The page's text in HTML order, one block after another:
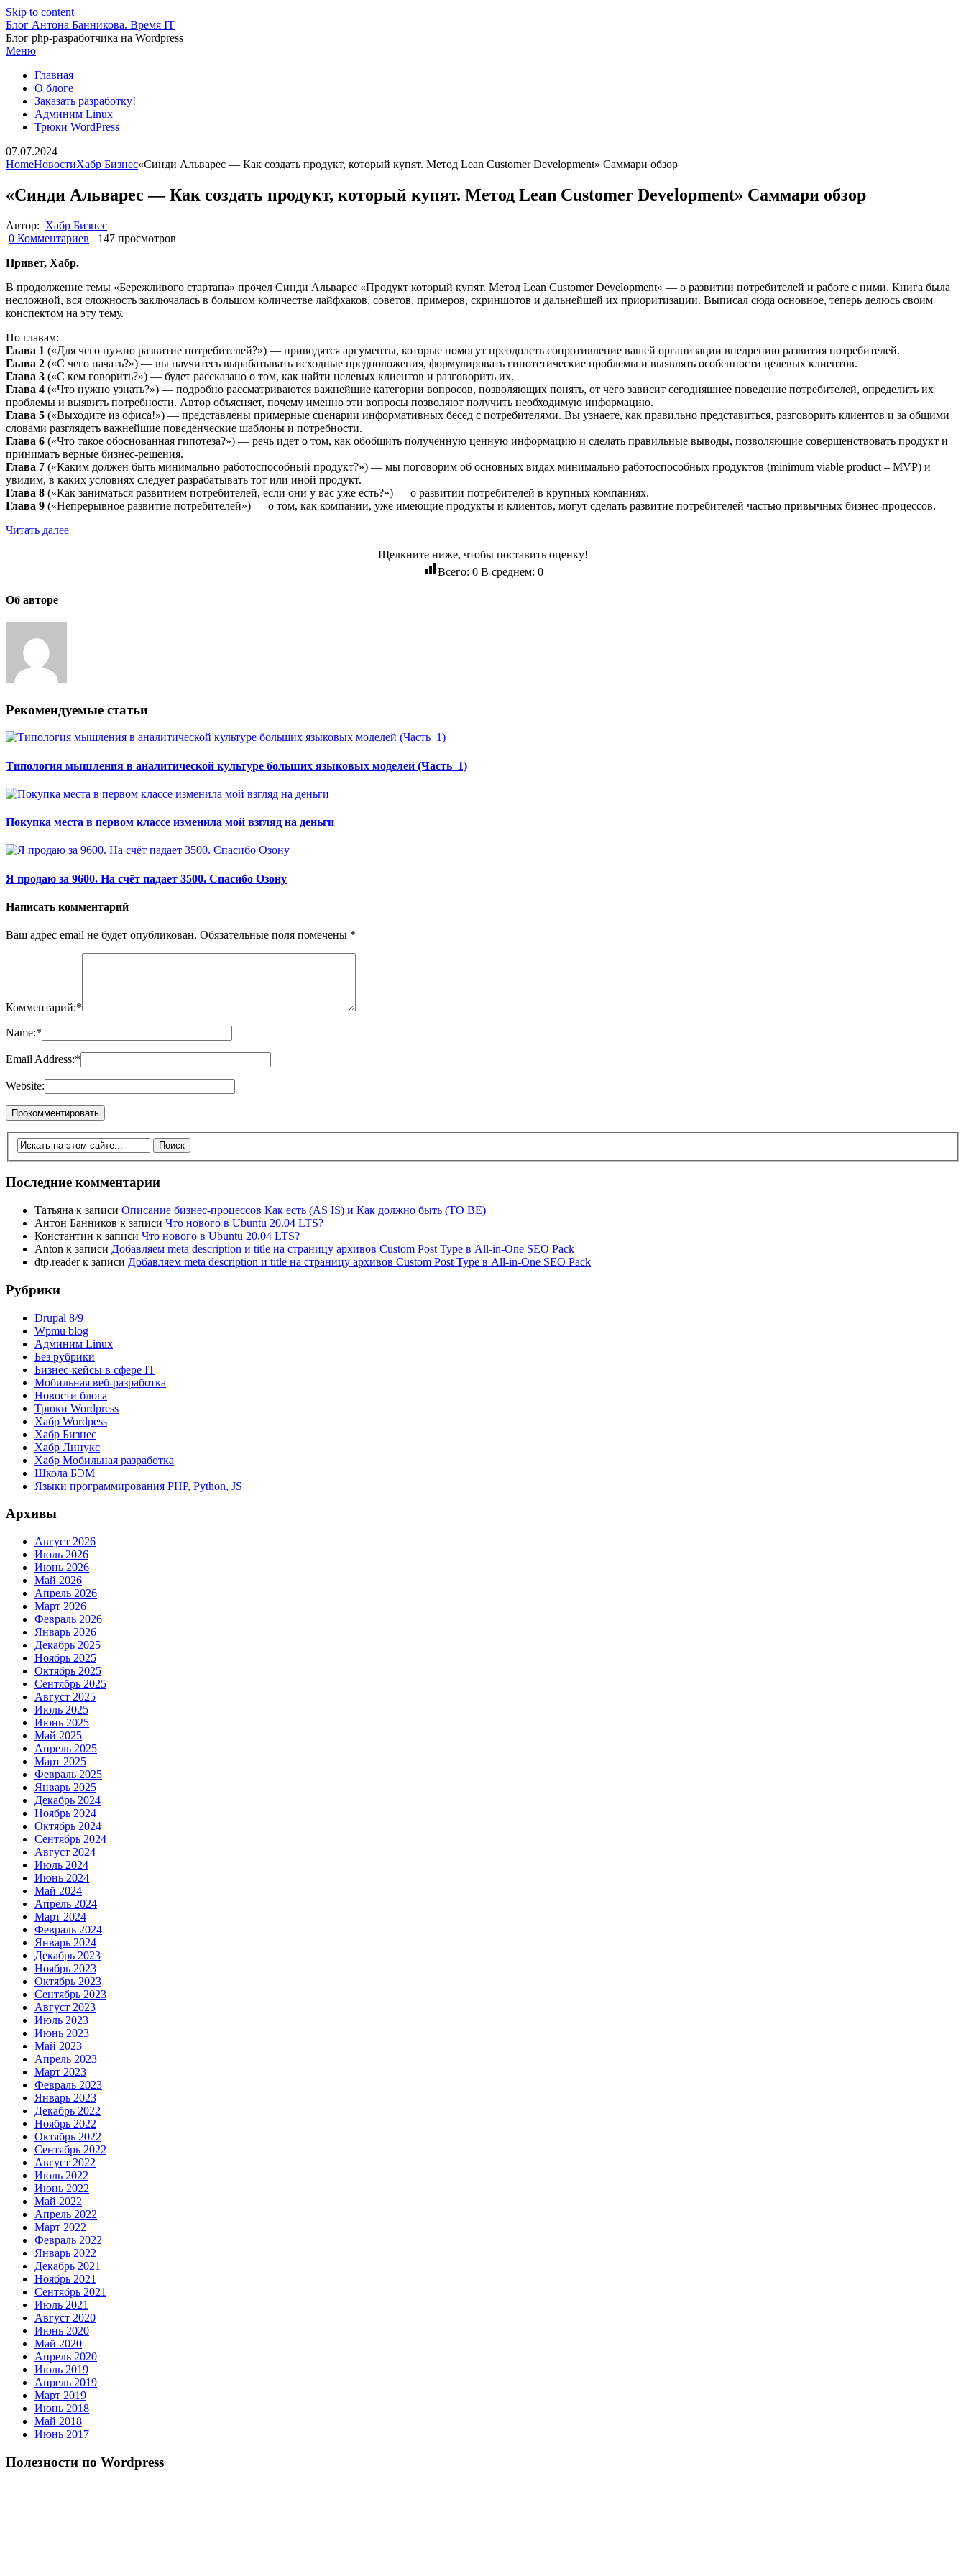
Skip to content
Блог Антона Банникова. Время IT
Блог php-разработчика на Wordpress
Меню
Главная
О блоге
Заказать разработку!
Админим Linux
Трюки WordPress
07.07.2024
HomeНовостиХабр Бизнес«Синди Альварес — Как создать продукт, который купят. Метод Lean Customer Development» Саммари обзор
«Синди Альварес — Как создать продукт, который купят. Метод Lean Customer Development» Саммари обзор
Автор: Хабр Бизнес
0 Комментариев
147 просмотров
Привет, Хабр.
В продолжение темы «Бережливого стартапа» прочел Синди Альварес «Продукт который купят. Метод Lean Customer Development» — о развитии потребителей и работе с ними. Книга была
несложной, вся сложность заключалась в большом количестве лайфхаков, советов, примеров, скриншотов и дальнейшей их приоритизации. Выписал сюда основное, теперь делюсь своим
конспектом на эту тему.
По главам:
Глава 1 («Для чего нужно развитие потребителей?») — приводятся аргументы, которые помогут преодолеть сопротивление вашей организации внедрению развития потребителей.
Глава 2 («С чего начать?») — вы научитесь вырабатывать исходные предположения, формулировать гипотетические проблемы и выявлять особенности целевых клиентов.
Глава 3 («С кем говорить?») — будет рассказано о том, как найти целевых клиентов и разговорить их.
Глава 4 («Что нужно узнать?») — подробно рассматриваются важнейшие категории вопросов, позволяющих понять, от чего зависит сегодняшнее поведение потребителей, определить их
проблемы и выявить потребности. Автор объясняет, почему именно эти вопросы позволяют получить необходимую информацию.
Глава 5 («Выходите из офиса!») — представлены примерные сценарии информативных бесед с потребителями. Вы узнаете, как правильно представиться, разговорить клиентов и за общими
словами разглядеть важнейшие поведенческие шаблоны и потребности.
Глава 6 («Что такое обоснованная гипотеза?») — речь идет о том, как обобщить полученную ценную информацию и сделать правильные выводы, позволяющие совершенствовать продукт и
принимать верные бизнес-решения.
Глава 7 («Каким должен быть минимально работоспособный продукт?») — мы поговорим об основных видах минимально работоспособных продуктов (minimum viable product – MVP) и
увидим, в каких условиях следует разрабатывать тот или иной продукт.
Глава 8 («Как заниматься развитием потребителей, если они у вас уже есть?») — о развитии потребителей в крупных компаниях.
Глава 9 («Непрерывное развитие потребителей») — о том, как компании, уже имеющие продукты и клиентов, могут сделать развитие потребителей частью привычных бизнес-процессов.
Читать далее
Щелкните ниже, чтобы поставить оценку!
Всего: 0В среднем: 0
Об авторе
Рекомендуемые статьи
Типология мышления в аналитической культуре больших языковых моделей (Часть_1)
Покупка места в первом классе изменила мой взгляд на деньги
Я продаю за 9600. На счёт падает 3500. Спасибо Озону
Написать комментарий
Ваш адрес email не будет опубликован. Обязательные поля помечены *
Комментарий:*
Name:*
Email Address:*
Website:
Последние комментарии
Татьяна к записи Описание бизнес-процессов Как есть (AS IS) и Как должно быть (TO BE)
Антон Банников к записи Что нового в Ubuntu 20.04 LTS?
Константин к записи Что нового в Ubuntu 20.04 LTS?
Anton к записи Добавляем meta description и title на страницу архивов Custom Post Type в All-in-One SEO Pack
dtp.readerк записи Добавляем meta description и title на страницу архивов Custom Post Type в All-in-One SEO Pack
Рубрики
Drupal 8/9
Wpmu blog
Админим Linux
Без рубрики
Бизнес-кейсы в сфере IT
Мобильная веб-разработка
Новости блога
Трюки Wordpress
Хабр Wordpess
Хабр Бизнес
Хабр Линукс
Хабр Мобильная разработка
Школа БЭМ
Языки программирования PHP, Python, JS
Архивы
Август 2026
Июль 2026
Июнь 2026
Май 2026
Апрель 2026
Март 2026
Февраль 2026
Январь 2026
Декабрь 2025
Ноябрь 2025
Октябрь 2025
Сентябрь 2025
Август 2025
Июль 2025
Июнь 2025
Май 2025
Апрель 2025
Март 2025
Февраль 2025
Январь 2025
Декабрь 2024
Ноябрь 2024
Октябрь 2024
Сентябрь 2024
Август 2024
Июль 2024
Июнь 2024
Май 2024
Апрель 2024
Март 2024
Февраль 2024
Январь 2024
Декабрь 2023
Ноябрь 2023
Октябрь 2023
Сентябрь 2023
Август 2023
Июль 2023
Июнь 2023
Май 2023
Апрель 2023
Март 2023
Февраль 2023
Январь 2023
Декабрь 2022
Ноябрь 2022
Октябрь 2022
Сентябрь 2022
Август 2022
Июль 2022
Июнь 2022
Май 2022
Апрель 2022
Март 2022
Февраль 2022
Январь 2022
Декабрь 2021
Ноябрь 2021
Сентябрь 2021
Июль 2021
Август 2020
Июнь 2020
Май 2020
Апрель 2020
Июль 2019
Апрель 2019
Март 2019
Июнь 2018
Май 2018
Июнь 2017
Полезности по Wordpress